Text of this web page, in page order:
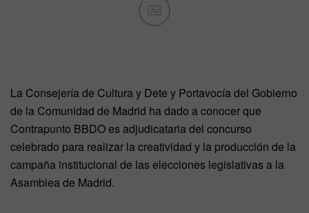
Ad
La Consejería de Cultura y Dete y Portavocía del Gobierno
de la Comunidad de Madrid ha dado a conocer que
Contrapunto BBDO es adjudicataria del concurso
celebrado para realizar la creatividad y la producción de la
campaña institucional de las elecciones legislativas a la
Asamblea de Madrid.